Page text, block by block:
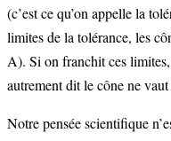
(c’est ce qu’on appelle la
limites de la tolérance, les
A). Si on franchit ces
autrement dit le cône ne
Notre pensée scientifique